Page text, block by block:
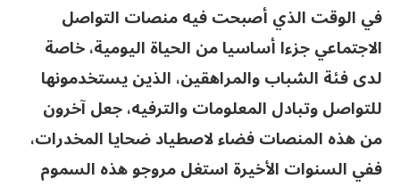
في الوقت الذي أصبحت فيه منصات التواصل
الاجتماعي جزءا أساسيا من الحياة اليومية، خاصة
لدى فئة الشباب والمراهقين، الذين يستخدمونها
للتواصل وتبادل المعلومات والترفيه، جعل آخرون
من هذه المنصات فضاء لاصطياد ضحايا المخدرات،
ففي السنوات الأخيرة استغل مروجو هذه السموم